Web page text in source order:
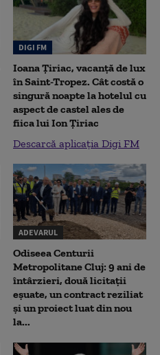
DIGI FM
Ioana Țiriac, vacanță de lux
în Saint-Tropez. Cât costă o
singură noapte la hotelul cu
aspect de castel ales de
fiica lui Ion Țiriac
Descarcă aplicația Digi FM
ADEVARUL
Odiseea Centurii
Metropolitane Cluj: 9 ani de
întârzieri, două licitații
eșuate, un contract reziliat
și un proiect luat din nou
la...